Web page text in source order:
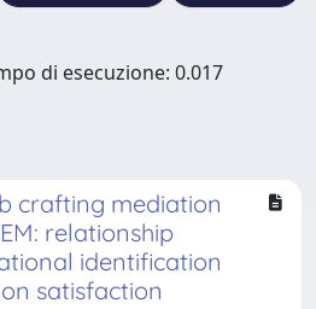
di esecuzione: 0.017
crafting mediation
relationship
identification
satisfaction